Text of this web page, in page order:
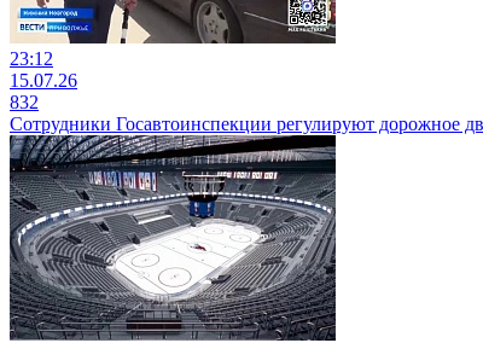
23:12
15.07.26
832
Сотрудники Госавтоинспекции регулируют дорожное